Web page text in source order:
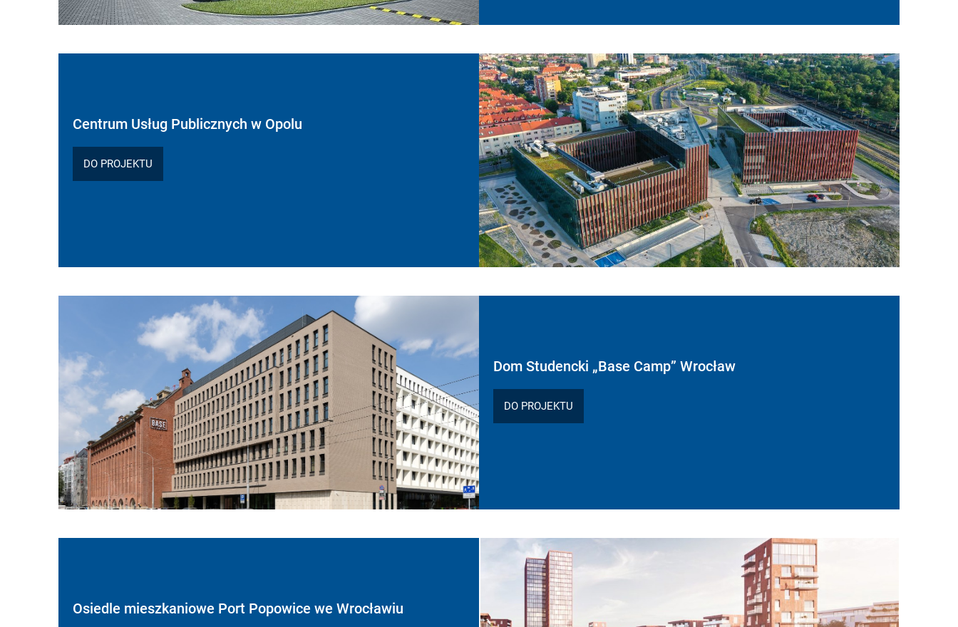
Centrum Usług Publicznych w Opolu
DO PROJEKTU
Dom Studencki „Base Camp” Wrocław
DO PROJEKTU
Osiedle mieszkaniowe Port Popowice we Wrocławiu